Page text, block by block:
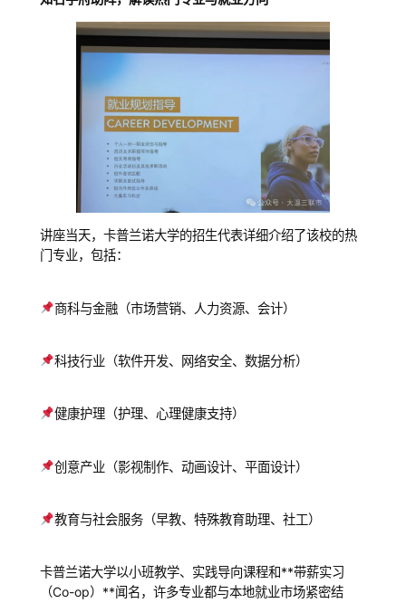
讲座当天，卡普兰诺大学的招生代表详细介绍了该校的热
门专业，包括：
商科与金融（市场营销、人力资源、会计）
科技行业（软件开发、网络安全、数据分析）
健康护理（护理、心理健康支持）
创意产业（影视制作、动画设计、平面设计）
教育与社会服务（早教、特殊教育助理、社工）
卡普兰诺大学以小班教学、实践导向课程和**带薪实习
（Co-op）**闻名，许多专业都与本地就业市场紧密结